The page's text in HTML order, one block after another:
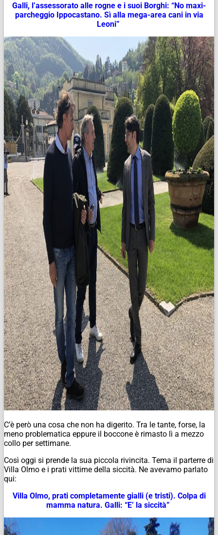
Galli, l’assessorato alle rogne e i suoi Borghi: “No maxi-
parcheggio Ippocastano. Sì alla mega-area cani in via
Leoni”
C’è però una cosa che non ha digerito. Tra le tante, forse, la
meno problematica eppure il boccone è rimasto lì a mezzo
collo per settimane.
Così oggi si prende la sua piccola rivincita. Tema il parterre di
Villa Olmo e i prati vittime della siccità. Ne avevamo parlato
qui:
Villa Olmo, prati completamente gialli (e tristi). Colpa di
mamma natura. Galli: “E’ la siccità”